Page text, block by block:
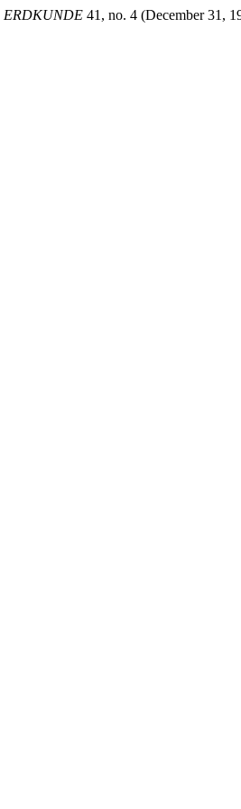
ERDKUNDE 41, no. 4 (December 31,